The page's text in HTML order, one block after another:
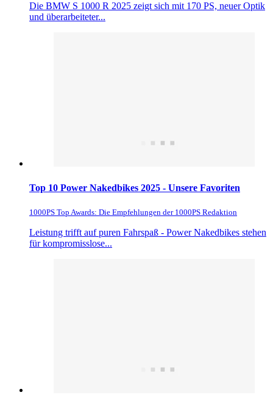
Die BMW S 1000 R 2025 zeigt sich mit 170 PS, neuer Optik
und überarbeiteter...
Top 10 Power Nakedbikes 2025 - Unsere Favoriten
1000PS Top Awards: Die Empfehlungen der 1000PS Redaktion
Leistung trifft auf puren Fahrspaß - Power Nakedbikes stehen
für kompromisslose...